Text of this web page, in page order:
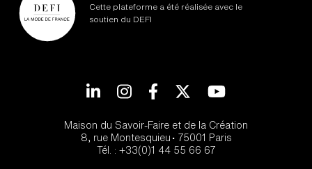
Cette plateforme a été réalisée avec le
soutien du DEFI
LinkedInInstagramFacebookTwitterYouTube
Maison du Savoir-Faire et de la Création
8, rue Montesquieu • 75001 Paris
Tél. : +33(0)1 44 55 66 67